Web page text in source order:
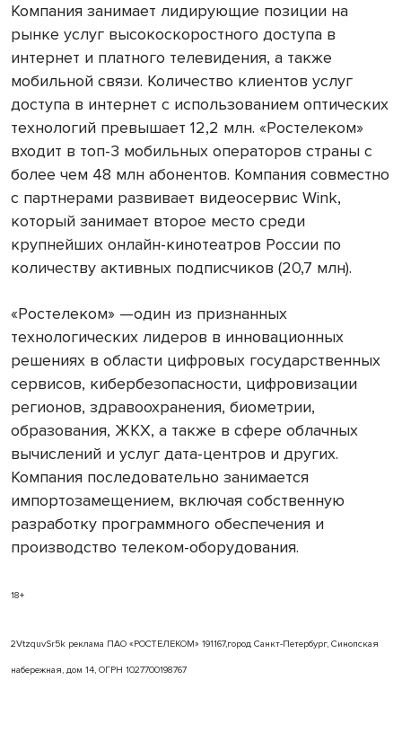
Компания занимает лидирующие позиции на
рынке услуг высокоскоростного доступа в
интернет и платного телевидения, а также
мобильной связи. Количество клиентов услуг
доступа в интернет с использованием оптических
технологий превышает 12,2 млн. «Ростелеком»
входит в топ-3 мобильных операторов страны с
более чем 48 млн абонентов. Компания совместно
с партнерами развивает видеосервис Wink,
который занимает второе место среди
крупнейших онлайн-кинотеатров России по
количеству активных подписчиков (20,7 млн).
«Ростелеком» —один из признанных
технологических лидеров в инновационных
решениях в области цифровых государственных
сервисов, кибербезопасности, цифровизации
регионов, здравоохранения, биометрии,
образования, ЖКХ, а также в сфере облачных
вычислений и услуг дата-центров и других.
Компания последовательно занимается
импортозамещением, включая собственную
разработку программного обеспечения и
производство телеком-оборудования.
18+
2VtzquvSr5k реклама ПАО «РОСТЕЛЕКОМ» 191167,город Санкт-Петербург, Синопская
набережная, дом 14, ОГРН 1027700198767